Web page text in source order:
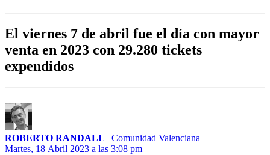
El viernes 7 de abril fue el día con mayor
venta en 2023 con 29.280 tickets
expendidos
ROBERTO RANDALL | Comunidad Valenciana
Martes, 18 Abril 2023 a las 3:08 pm